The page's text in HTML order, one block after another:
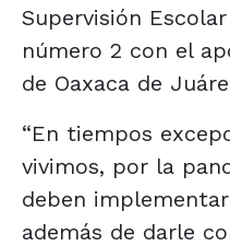
Supervisión
número 2 con el
de Oaxaca de
“En tiempos
vivimos, por la
deben
además de darle